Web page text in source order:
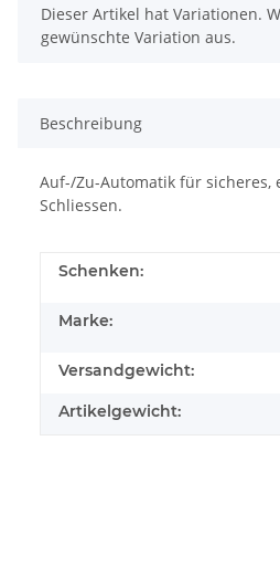
x
Dieser Artikel hat Variationen.
gewünschte Variation aus.
Beschreibung
Auf-/Zu-Automatik für sicheres,
Schliessen.
Schenken:
Marke:
Versandgewicht:
Artikelgewicht: